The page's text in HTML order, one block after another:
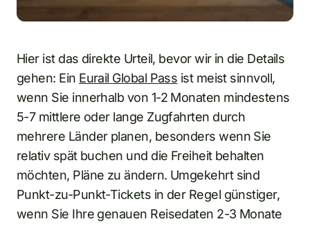
Hier ist das direkte Urteil, bevor wir in die Details
gehen: Ein Eurail Global Pass ist meist sinnvoll,
wenn Sie innerhalb von 1-2 Monaten mindestens
5-7 mittlere oder lange Zugfahrten durch
mehrere Länder planen, besonders wenn Sie
relativ spät buchen und die Freiheit behalten
möchten, Pläne zu ändern. Umgekehrt sind
Punkt-zu-Punkt-Tickets in der Regel günstiger,
wenn Sie Ihre genauen Reisedaten 2-3 Monate